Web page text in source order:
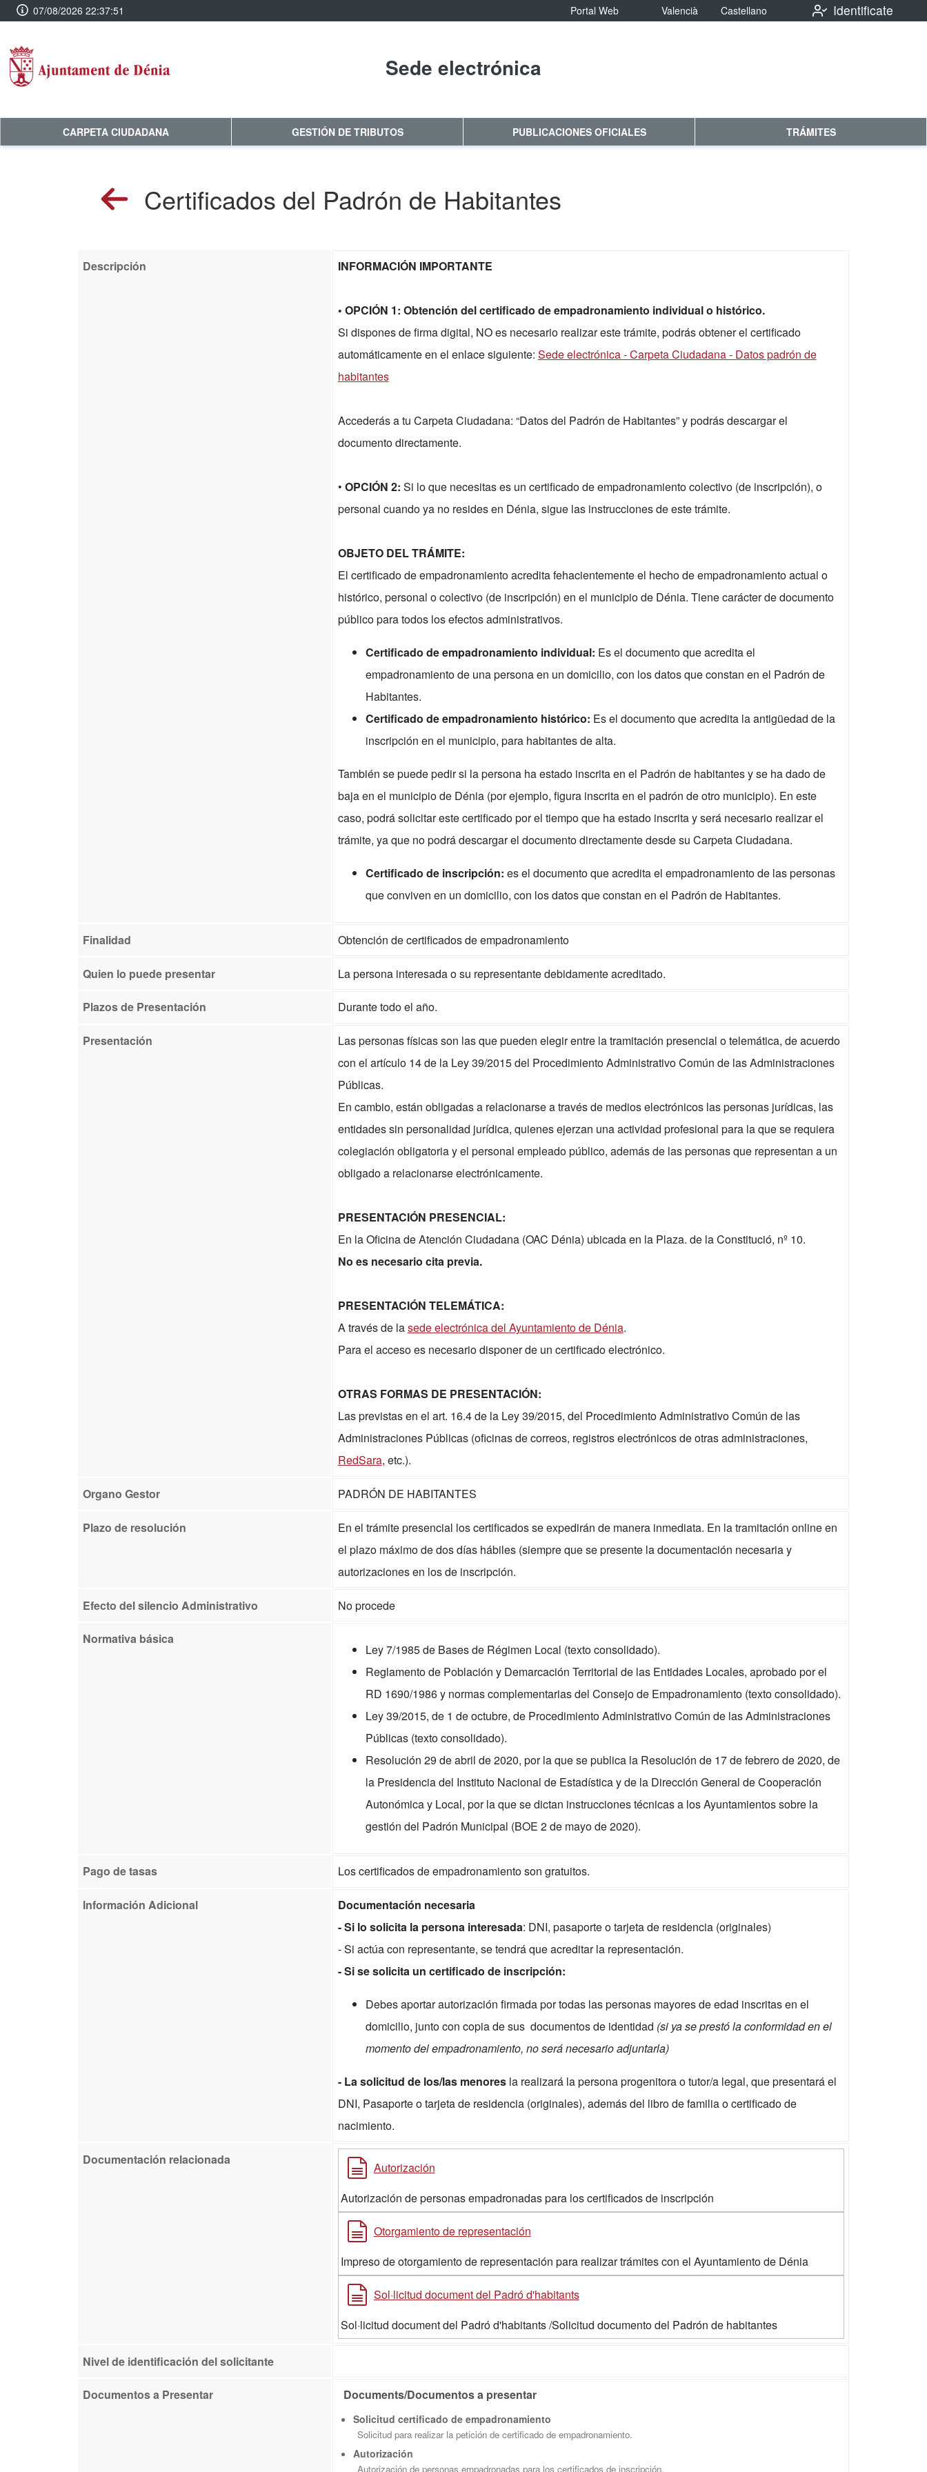
07/08/2026 22:37:52 Portal Web Valencià Castellano Identificate
Sede electrónica
CARPETA CIUDADANA GESTIÓN DE TRIBUTOS PUBLICACIONES OFICIALES TRÁMITES
Certificados del Padrón de Habitantes
Descripción INFORMACIÓN IMPORTANTE
• OPCIÓN 1: Obtención del certificado de empadronamiento individual o histórico.
Si dispones de firma digital, NO es necesario realizar este trámite, podrás obtener el certificado
automáticamente en el enlace siguiente: Sede electrónica - Carpeta Ciudadana - Datos padrón de
habitantes
Accederás a tu Carpeta Ciudadana: “Datos del Padrón de Habitantes” y podrás descargar el
documento directamente.
• OPCIÓN 2: Si lo que necesitas es un certificado de empadronamiento colectivo (de inscripción), o
personal cuando ya no resides en Dénia, sigue las instrucciones de este trámite.
OBJETO DEL TRÁMITE:
El certificado de empadronamiento acredita fehacientemente el hecho de empadronamiento actual o
histórico, personal o colectivo (de inscripción) en el municipio de Dénia. Tiene carácter de documento
público para todos los efectos administrativos.
Certificado de empadronamiento individual: Es el documento que acredita el
empadronamiento de una persona en un domicilio, con los datos que constan en el Padrón de
Habitantes.
Certificado de empadronamiento histórico: Es el documento que acredita la antigüedad de la
inscripción en el municipio, para habitantes de alta.
También se puede pedir si la persona ha estado inscrita en el Padrón de habitantes y se ha dado de
baja en el municipio de Dénia (por ejemplo, figura inscrita en el padrón de otro municipio). En este
caso, podrá solicitar este certificado por el tiempo que ha estado inscrita y será necesario realizar el
trámite, ya que no podrá descargar el documento directamente desde su Carpeta Ciudadana.
Certificado de inscripción: es el documento que acredita el empadronamiento de las personas
que conviven en un domicilio, con los datos que constan en el Padrón de Habitantes.
Finalidad Obtención de certificados de empadronamiento
Quien lo puede presentar La persona interesada o su representante debidamente acreditado.
Plazos de Presentación Durante todo el año.
Presentación
Las personas físicas son las que pueden elegir entre la tramitación presencial o telemática, de acuerdo
con el artículo 14 de la Ley 39/2015 del Procedimiento Administrativo Común de las Administraciones
Públicas.
En cambio, están obligadas a relacionarse a través de medios electrónicos las personas jurídicas, las
entidades sin personalidad jurídica, quienes ejerzan una actividad profesional para la que se requiera
colegiación obligatoria y el personal empleado público, además de las personas que representan a un
obligado a relacionarse electrónicamente.
PRESENTACIÓN PRESENCIAL:
En la Oficina de Atención Ciudadana (OAC Dénia) ubicada en la Plaza. de la Constitució, nº 10.
No es necesario cita previa.
PRESENTACIÓN TELEMÁTICA:
A través de lasede electrónica del Ayuntamiento de Dénia.
Para el acceso es necesario disponer de un certificado electrónico.
OTRAS FORMAS DE PRESENTACIÓN:
Las previstas en el art. 16.4 de la Ley 39/2015, del Procedimiento Administrativo Común de las
Administraciones Públicas (oficinas de correos, registros electrónicos de otras administraciones,
RedSara, etc.).
Organo Gestor PADRÓN DE HABITANTES
Plazo de resolución
En el trámite presencial los certificados se expedirán de manera inmediata. En la tramitación online en
el plazo máximo de dos días hábiles (siempre que se presente la documentación necesaria y
autorizaciones en los de inscripción.
Efecto del silencio Administrativo No procede
Normativa básica
Ley 7/1985 de Bases de Régimen Local (texto consolidado).
Reglamento de Población y Demarcación Territorial de las Entidades Locales, aprobado por el
RD 1690/1986 y normas complementarias del Consejo de Empadronamiento (texto consolidado).
Ley 39/2015, de 1 de octubre, de Procedimiento Administrativo Común de las Administraciones
Públicas (texto consolidado).
Resolución 29 de abril de 2020, por la que se publica la Resolución de 17 de febrero de 2020, de
la Presidencia del Instituto Nacional de Estadística y de la Dirección General de Cooperación
Autonómica y Local, por la que se dictan instrucciones técnicas a los Ayuntamientos sobre la
gestión del Padrón Municipal (BOE 2 de mayo de 2020).
Pago de tasas Los certificados de empadronamiento son gratuitos.
Información Adicional
Documentación necesaria
- Si lo solicita la persona interesada: DNI, pasaporte o tarjeta de residencia (originales)
- Si actúa con representante, se tendrá que acreditar la representación.
- Si se solicita un certificado de inscripción:
Debes aportar autorización firmada por todas las personas mayores de edad inscritas en el
domicilio, junto con copia de sus documentos de identidad (si ya se prestó la conformidad en el
momento del empadronamiento, no será necesario adjuntarla)
- La solicitud de los/las menoresla realizará la persona progenitora o tutor/a legal, que presentará el
DNI, Pasaporte o tarjeta de residencia (originales), además del libro de familia o certificado de
nacimiento.
Documentación relacionada
Autorización
Autorización de personas empadronadas para los certificados de inscripción
Otorgamiento de representación
Impreso de otorgamiento de representación para realizar trámites con el Ayuntamiento de Dénia
Sol·licitud document del Padró d'habitants
Sol·licitud document del Padró d'habitants /Solicitud documento del Padrón de habitantes
Nivel de identificación del solicitante
Documentos a Presentar Documents/Documentos a presentar
Solicitud certificado de empadronamiento
Solicitud para realizar la petición de certificado de empadronamiento.
Autorización
Autorización de personas empadronadas para los certificados de inscripción.